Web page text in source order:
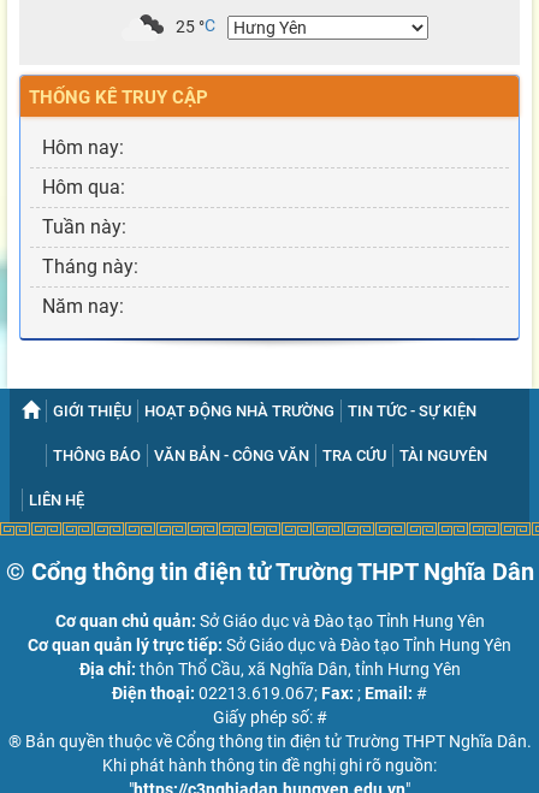
25°C
THỐNG KÊ TRUY CẬP
Hôm nay:
Hôm qua:
Tuần này:
Tháng này:
Năm nay:
GIỚI THIỆU HOẠT ĐỘNG NHÀ TRƯỜNG TIN TỨC - SỰ KIỆN
THÔNG BÁO VĂN BẢN - CÔNG VĂN TRA CỨU TÀI NGUYÊN
LIÊN HỆ
© Cổng thông tin điện tử Trường THPT Nghĩa Dân
Cơ quan chủ quản: Sở Giáo dục và Đào tạo Tỉnh Hung Yên
Cơ quan quản lý trực tiếp: Sở Giáo dục và Đào tạo Tỉnh Hung Yên
Địa chỉ: thôn Thổ Cầu, xã Nghĩa Dân, tỉnh Hưng Yên
Điện thoại: 02213.619.067;Fax: ;Email: #
Giấy phép số: #
® Bản quyền thuộc về Cổng thông tin điện tử Trường THPT Nghĩa Dân.
Khi phát hành thông tin đề nghị ghi rõ nguồn:
"https://c3nghiadan.hungyen.edu.vn"